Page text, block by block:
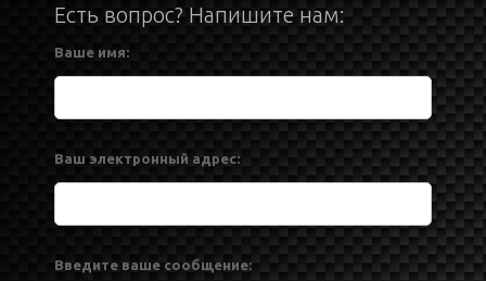
Есть вопрос? Напишите нам:
Ваше имя:
Ваш электронный адрес:
Введите ваше сообщение: